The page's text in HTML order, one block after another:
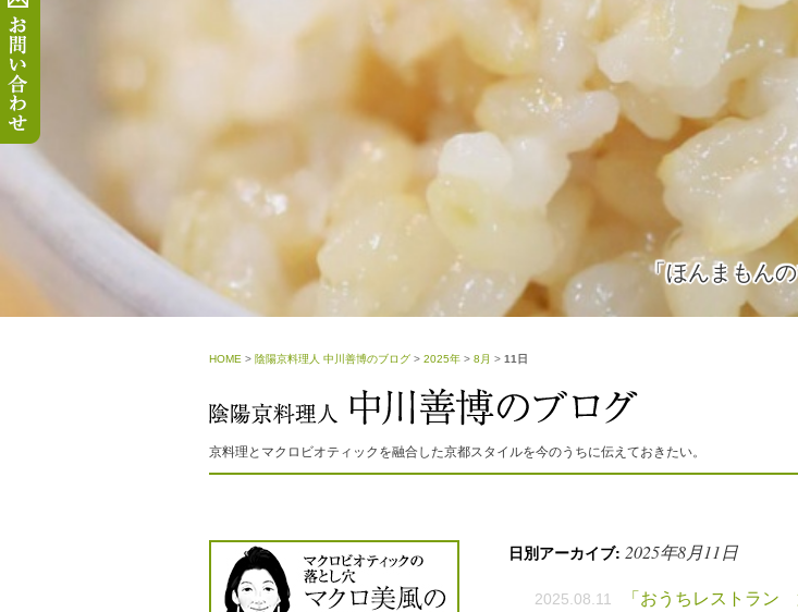
「ほんまもん
HOME > 陰陽京料理人 中川善博のブログ > 2025年 > 8月 > 11日
京料理とマクロビオティックを融合した京都スタイルを今のうちに伝えておきたい。
日別アーカイブ: 2025年8月11日
2025.08.11 「おうちレストラン